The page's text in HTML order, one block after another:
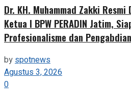
Dr. KH. Muhammad Zakki
Ketua I BPW PERADIN Jatim,
Profesionalisme dan
byspotnews
Agustus 3, 2026
0